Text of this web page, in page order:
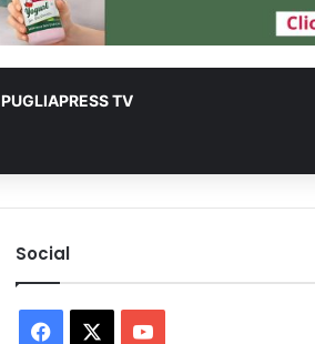
PUGLIAPRESS TV
Social
Facebook You